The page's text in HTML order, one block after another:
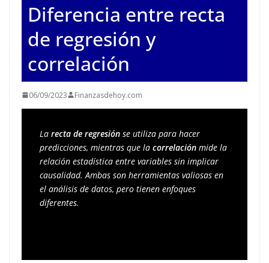
Diferencia entre recta
de regresión y
correlación
06/09/2023 Finanzasdehoy.com
La recta de regresión se utiliza para hacer
predicciones, mientras que la correlación mide la
relación estadística entre variables sin implicar
causalidad. Ambas son herramientas valiosas en
el análisis de datos, pero tienen enfoques
diferentes.